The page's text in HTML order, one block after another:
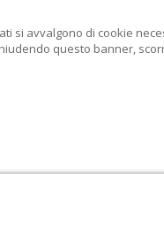
si avvalgono di cookie
questo banner,